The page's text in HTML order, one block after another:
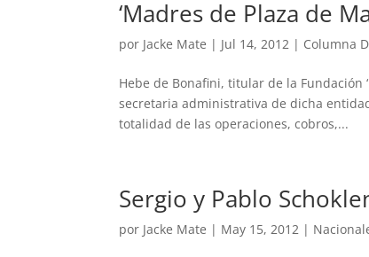
‘Madres de Plaza de
por Jacke Mate | Jul 14, 2012 | Columna
Hebe de Bonafini, titular de la Fundación
secretaria administrativa de dicha
totalidad de las operaciones, cobros,...
Sergio y Pablo
por Jacke Mate | May 15, 2012 |